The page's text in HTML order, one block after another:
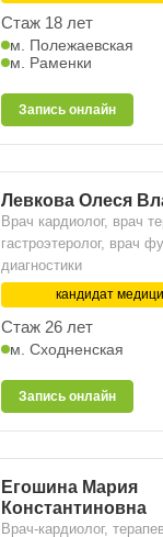
Стаж 18 лет
м. Полежаевская
м. Раменки
Запись онлайн
Левкова Олеся
Врач кардиолог, врач
гастроэтеролог, врач
диагностики
кандидат
Стаж 26 лет
м. Сходненская
Запись онлайн
Егошина Мария
Константиновна
Врач-кардиолог,